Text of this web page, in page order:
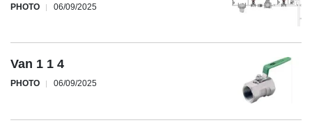
PHOTO 06/09/2025
Van 1 1 4
PHOTO 06/09/2025